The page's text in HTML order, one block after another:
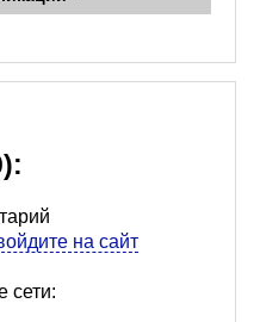
на сайт
сети: